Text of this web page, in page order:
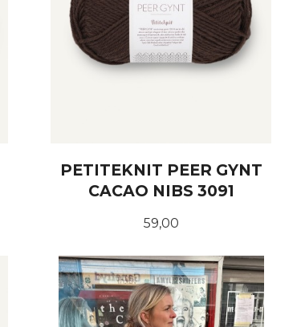
PETITEKNIT PEER GYNT
CACAO NIBS 3091
Pris
59,00
KJØP